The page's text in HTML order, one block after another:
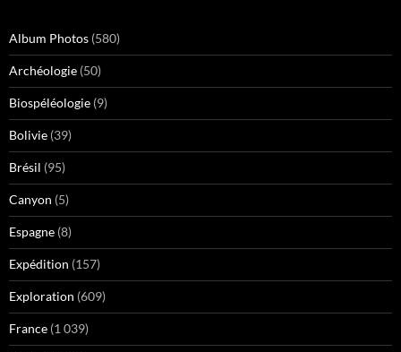
Album Photos (580)
Archéologie (50)
Biospéléologie (9)
Bolivie (39)
Brésil (95)
Canyon (5)
Espagne (8)
Expédition (157)
Exploration (609)
France (1 039)